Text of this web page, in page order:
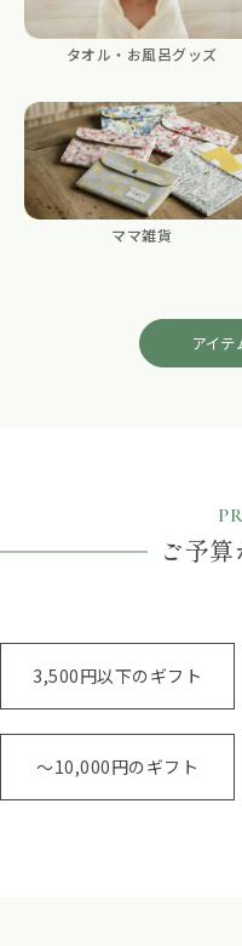
タオル・お風呂グッズ
ママ雑貨
アイテ
ご予
3,500円以下のギフト
～10,000円のギフト